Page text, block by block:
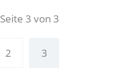
Seite 3 von 3
2 3